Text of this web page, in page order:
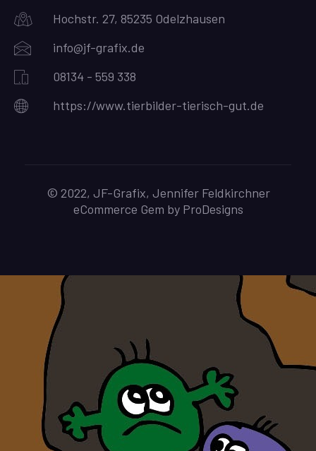
Hochstr. 27, 85235 Odelzhausen
info@jf-grafix.de
08134 - 559 338
https://www.tierbilder-tierisch-gut.de
© 2022, JF-Grafix, Jennifer Feldkirchner
eCommerce Gem by ProDesigns